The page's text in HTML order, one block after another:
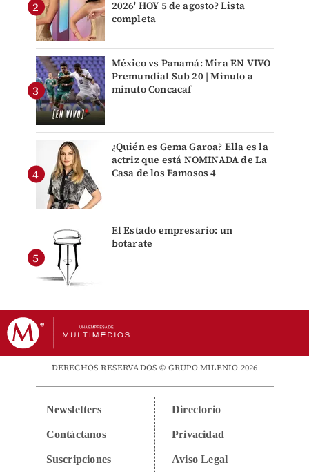
2026' HOY 5 de agosto? Lista
completa
México vs Panamá: Mira EN VIVO
Premundial Sub 20 | Minuto a
minuto Concacaf
¿Quién es Gema Garoa? Ella es la
actriz que está NOMINADA de La
Casa de los Famosos 4
El Estado empresario: un
botarate
DERECHOS RESERVADOS © GRUPO MILENIO 2026
Newsletters
Contáctanos
Suscripciones
Directorio
Privacidad
Aviso Legal